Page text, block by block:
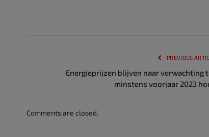
PREVIOUS
Energieprijzen blijven naar verwachting
minstens voorjaar 2023
Comments are closed.